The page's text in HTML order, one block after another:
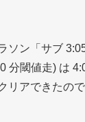
ソン「サブ
分閾値走) は
リアできたの